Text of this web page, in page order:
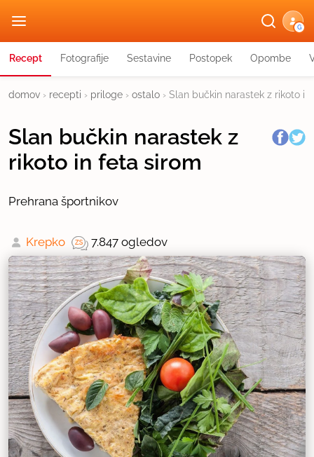
G
Recept Fotografije Sestavine Postopek Opombe
domov › recepti › priloge › ostalo › Slan bučkin narastek z rikoto
Slan bučkin narastek z
rikoto in feta sirom
Prehrana športnikov
Krepko 7.847 ogledov